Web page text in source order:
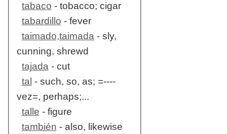
tabaco - tobacco; cigar
tabardillo - fever
taimado,taimada - sly,
cunning, shrewd
tajada - cut
tal - such, so, as; =----
vez=, perhaps;...
talle - figure
también - also, likewise